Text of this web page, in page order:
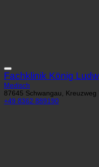
Fachklinik König
Medisch
87645 Schwangau,
+49 8362 889190